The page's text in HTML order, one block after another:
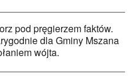
pod pręgierzem faktów.
dla Gminy Mszana
wójta.